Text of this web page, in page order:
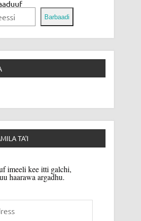
Barbaadi
TA'I
imeeli kee itti galchi,
haarawa argadhu.